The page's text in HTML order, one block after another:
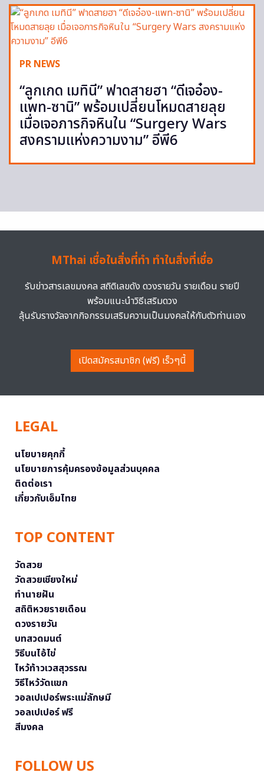
PR NEWS
“ลูกเกด เมทินี” ฟาดสายฮา “ดีเจอ๋อง-
แพท-ซานิ” พร้อมเปลี่ยนโหมดสายลุย
เมื่อเจอภารกิจหินใน “Surgery Wars
สงครามแห่งความงาม” อีพี6
MThai เชื่อในสิ่งที่ทำ ทำในสิ่งที่เชื่อ
รับข่าวสารเลขมงคล สถิติเลขดัง ดวงรายวัน รายเดือน รายปี
พร้อมแนะนำวิธีเสริมดวง
ลุ้นรับรางวัลจากกิจกรรมเสริมความเป็นมงคลให้กับตัวท่านเอง
เปิดสมัครสมาชิก (ฟรี) เร็วๆนี้
LEGAL
นโยบายคุกกี้
นโยบายการคุ้มครองข้อมูลส่วนบุคคล
ติดต่อเรา
เกี่ยวกับเอ็มไทย
TOP CONTENT
วัดสวย
วัดสวยเชียงใหม่
ทำนายฝัน
สถิติหวยรายเดือน
ดวงรายวัน
บทสวดมนต์
วิธีบนไอ้ไข่
ไหว้ท้าวเวสสุวรรณ
วิธีไหว้วัดแขก
วอลเปเปอร์พระแม่ลักษมี
วอลเปเปอร์ ฟรี
สีมงคล
FOLLOW US